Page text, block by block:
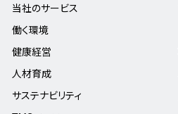
当社のサービス
働く環境
健康経営
人材育成
サステナビリティ